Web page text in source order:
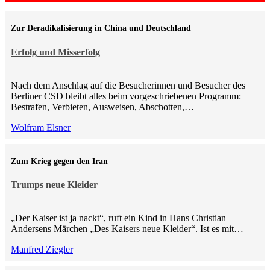
Erfolg und Misserfolg
Zur Deradikalisierung in China und Deutschland
Nach dem Anschlag auf die Besucherinnen und Besucher des
Berliner CSD bleibt alles beim vorgeschriebenen Programm:
Bestrafen, Verbieten, Ausweisen, Abschotten,…
Wolfram Elsner
Trumps neue Kleider
Zum Krieg gegen den Iran
„Der Kaiser ist ja nackt“, ruft ein Kind in Hans Christian
Andersens Märchen „Des Kaisers neue Kleider“. Ist es mit…
Manfred Ziegler